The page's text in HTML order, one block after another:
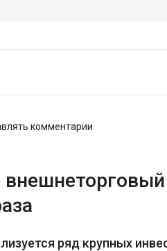
комментарии
ряд крупных